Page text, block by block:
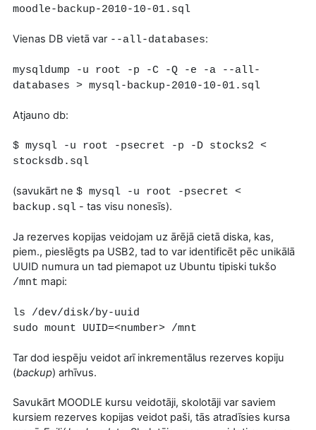
moodle-backup-2010-10-01.sql
Vienas DB vietā var --all-databases:
mysqldump -u root -p -C -Q -e -a --all-
databases > mysql-backup-2010-10-01.sql
Atjauno db:
$ mysql -u root -psecret -p -D stocks2 <
stocksdb.sql
(savukārt ne $ mysql -u root -psecret <
backup.sql - tas visu nonesīs).
Ja rezerves kopijas veidojam uz ārējā cietā diska, kas,
piem., pieslēgts pa USB2, tad to var identificēt pēc unikālā
UUID numura un tad piemapot uz Ubuntu tipiski tukšo
/mnt mapi:
ls /dev/disk/by-uuid
sudo mount UUID=<number> /mnt
Tar dod iespēju veidot arī inkrementālus rezerves kopiju
(backup) arhīvus.
Savukārt MOODLE kursu veidotāji, skolotāji var saviem
kursiem rezerves kopijas veidot paši, tās atradīsies kursa